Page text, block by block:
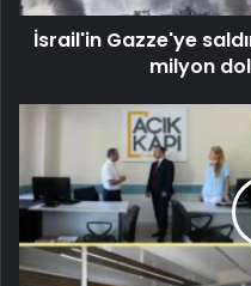
İsrail'in Gazze'ye
milyon